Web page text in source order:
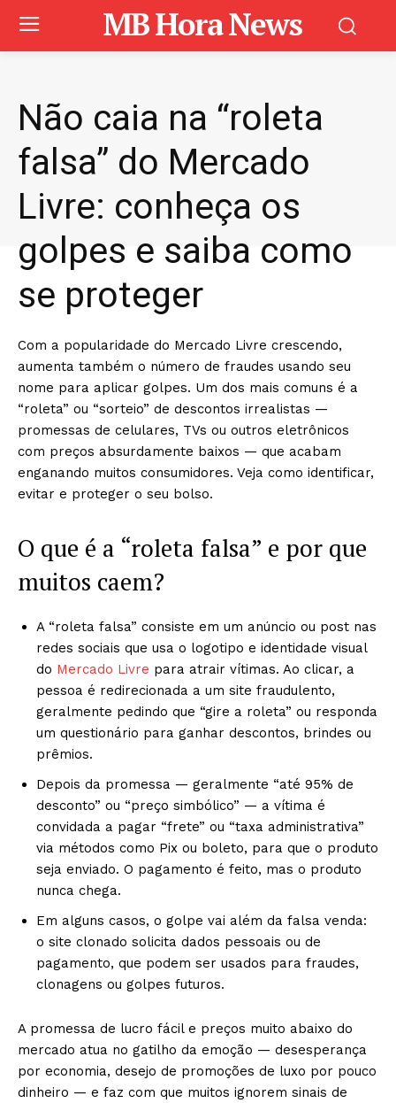
MB Hora News
Não caia na “roleta
falsa” do Mercado
Livre: conheça os
golpes e saiba como
se proteger
Com a popularidade do Mercado Livre crescendo,
aumenta também o número de fraudes usando seu
nome para aplicar golpes. Um dos mais comuns é a
“roleta” ou “sorteio” de descontos irrealistas —
promessas de celulares, TVs ou outros eletrônicos
com preços absurdamente baixos — que acabam
enganando muitos consumidores. Veja como identificar,
evitar e proteger o seu bolso.
O que é a “roleta falsa” e por que
muitos caem?
A “roleta falsa” consiste em um anúncio ou post nas
redes sociais que usa o logotipo e identidade visual
do Mercado Livre para atrair vítimas. Ao clicar, a
pessoa é redirecionada a um site fraudulento,
geralmente pedindo que “gire a roleta” ou responda
um questionário para ganhar descontos, brindes ou
prêmios.
Depois da promessa — geralmente “até 95% de
desconto” ou “preço simbólico” — a vítima é
convidada a pagar “frete” ou “taxa administrativa”
via métodos como Pix ou boleto, para que o produto
seja enviado. O pagamento é feito, mas o produto
nunca chega.
Em alguns casos, o golpe vai além da falsa venda:
o site clonado solicita dados pessoais ou de
pagamento, que podem ser usados para fraudes,
clonagens ou golpes futuros.
A promessa de lucro fácil e preços muito abaixo do
mercado atua no gatilho da emoção — desesperança
por economia, desejo de promoções de luxo por pouco
dinheiro — e faz com que muitos ignorem sinais de